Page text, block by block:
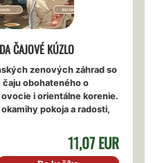
ČAJOVÉ KÚZLO
zenových záhrad so
obohateného o
i orientálne korenie.
pokoja a radosti,
11,07 EUR